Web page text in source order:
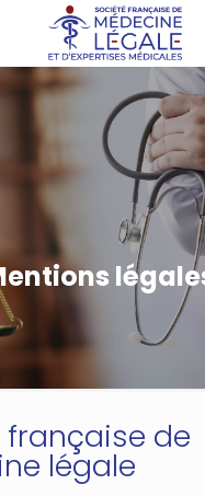
française de
légale